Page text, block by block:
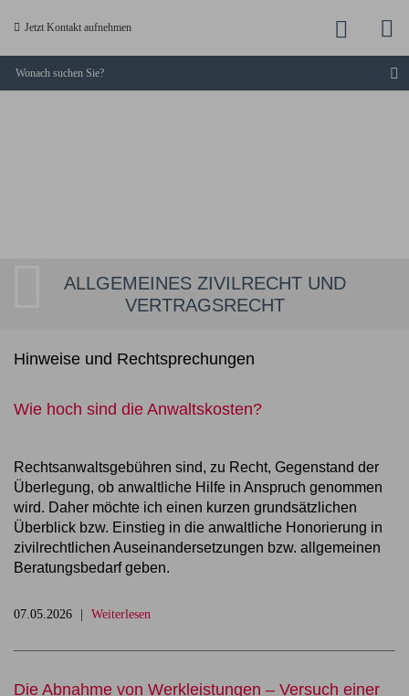
Jetzt Kontakt aufnehmen
Jetzt
ALLGEMEINES ZIVILRECHT UND
VERTRAGSRECHT
Hinweise und Rechtsprechungen
Wie hoch sind die Anwaltskosten?
Rechtsanwaltsgebühren sind, zu Recht, Gegenstand der
Überlegung, ob anwaltliche Hilfe in Anspruch genommen
wird. Daher möchte ich einen kurzen grundsätzlichen
Überblick bzw. Einstieg in die anwaltliche Honorierung in
zivilrechtlichen Auseinandersetzungen bzw. allgemeinen
Beratungsbedarf geben.
07.05.2026 Weiterlesen
Die Abnahme von Werkleistungen – Versuch einer